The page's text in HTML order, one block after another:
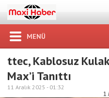
MENÜ
ttec, Kablosuz
Max’i Tanıttı
11 Aralık 2025 - 01:32
1